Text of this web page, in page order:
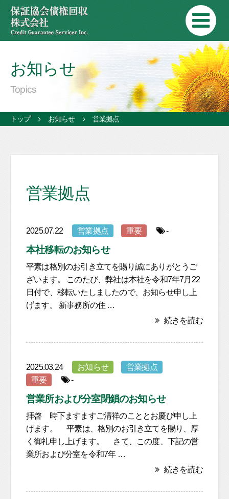
お知らせ
Topics
トップ お知らせ 営業拠点
営業拠点
2025.07.22 営業拠点 重要 -
本社移転のお知らせ
平素は格別のお引き立てを賜り誠にありがとうご
ざいます。 このたび、弊社は本社を令和7年7月22
日付で、移転いたしましたので、お知らせ申し上
げます。 新事務所の住 …
続きを読む
2025.03.24 お知らせ
営業拠点
重要
-
営業所および分室閉鎖のお知らせ
拝啓 時下ますますご清祥のこととお慶び申し上
げます。 平素は、格別のお引き立てを賜り、厚
く御礼申し上げます。 さて、この度、下記の営
業所および分室を令和7年 …
続きを読む